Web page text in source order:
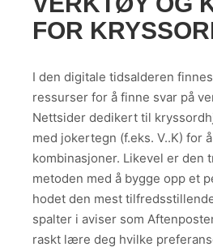
FOR
I den digitale tidsalderen
ressurser for å finne svar på
Nettsider dedikert til
med jokertegn (f.eks. V..K) for
kombinasjoner. Likevel er den
metoden med å bygge opp et
hodet den mest
spalter i aviser som
raskt lære deg hvilke